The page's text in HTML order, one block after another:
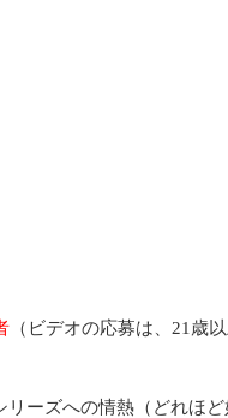
（ビデオの応募は、21歳
リーズへの情熱（どれほ